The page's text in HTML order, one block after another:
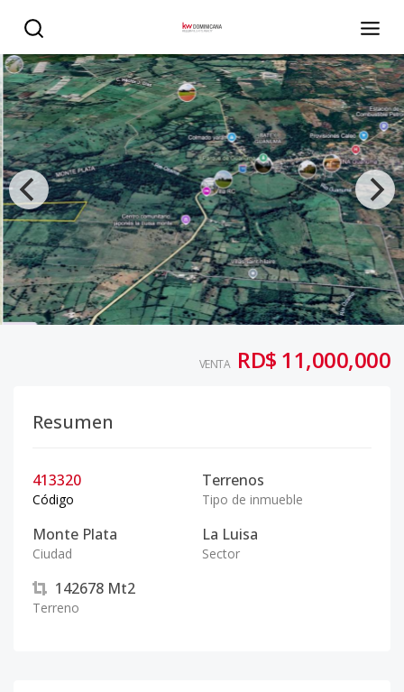
VENTA RD$ 11,000,000
Resumen
413320
Código
Terrenos
Tipo de inmueble
Monte Plata
Ciudad
La Luisa
Sector
142678 Mt2
Terreno